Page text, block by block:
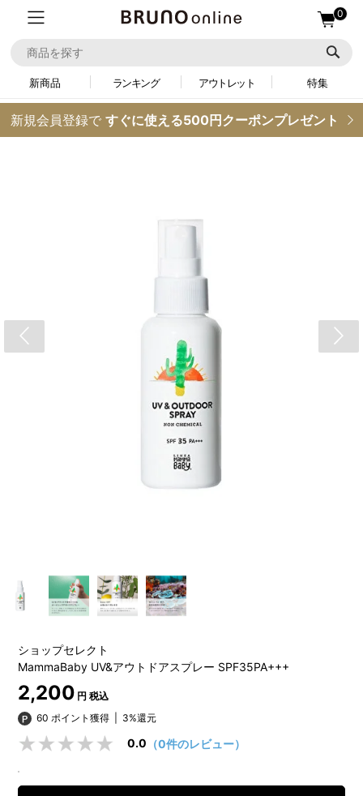
0
新商品 ランキング アウトレット 特集
新規会員登録で すぐに使える500円クーポンプレゼント
ショップセレクト
MammaBaby UV&アウトドアスプレー SPF35PA+++
2,200 円 税込
60 ポイント獲得
3%還元
0.0 （0件のレビュー）